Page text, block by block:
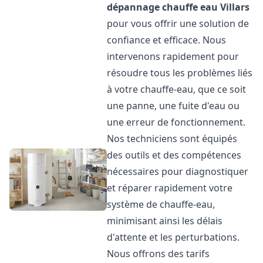
dépannage chauffe eau Villars
pour vous offrir une solution de
confiance et efficace. Nous
intervenons rapidement pour
résoudre tous les problèmes liés
à votre chauffe-eau, que ce soit
une panne, une fuite d'eau ou
une erreur de fonctionnement.
Nos techniciens sont équipés
des outils et des compétences
nécessaires pour diagnostiquer
et réparer rapidement votre
système de chauffe-eau,
minimisant ainsi les délais
d'attente et les perturbations.
Nous offrons des tarifs